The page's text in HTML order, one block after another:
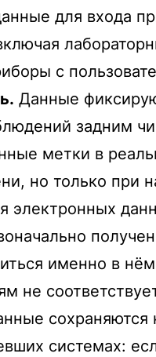
для входа
с
Данные
задним
метки в
но только при
электронных
именно в
не
сохраняются
системах: